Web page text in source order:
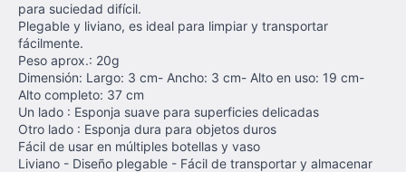
para suciedad difícil.
Plegable y liviano, es ideal para limpiar y transportar
fácilmente.
Peso aprox.: 20g
Dimensión: Largo: 3 cm- Ancho: 3 cm- Alto en uso: 19 cm-
Alto completo: 37 cm
Un lado : Esponja suave para superficies delicadas
Otro lado : Esponja dura para objetos duros
Fácil de usar en múltiples botellas y vaso
Liviano - Diseño plegable - Fácil de transportar y almacenar